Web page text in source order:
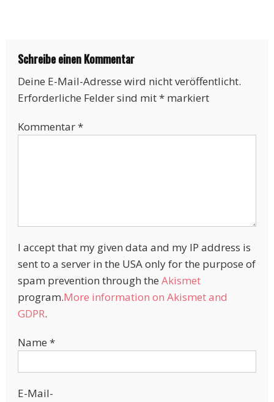
Schreibe einen Kommentar
Deine E-Mail-Adresse wird nicht veröffentlicht.
Erforderliche Felder sind mit*markiert
Kommentar*
I accept that my given data and my IP address is
sent to a server in the USA only for the purpose of
spam prevention through the Akismet
program.More information on Akismet and
GDPR.
Name *
E-Mail-